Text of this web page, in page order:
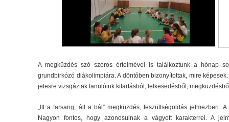
A megküzdés szó szoros értelmével is találkoztunk a hónap
grundbirkózó diákolimpiára. A döntőben bizonyítottak, mire
jelesre vizsgáztak tanulóink kitartásból, lelkesedésből,
„Itt a farsang, áll a bál” megküzdés, feszültségoldás jelmezben.
Nagyon fontos, hogy azonosulnak a vágyott karakterrel. A